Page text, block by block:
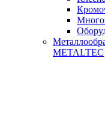
METALTEC